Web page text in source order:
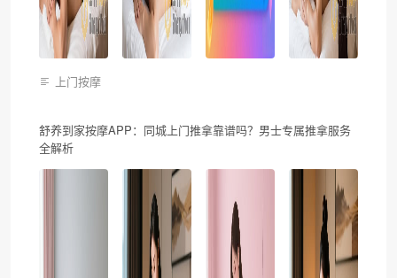
上门按摩
舒养到家按摩APP：同城上门推拿靠谱吗？男士专属推拿服务
全解析